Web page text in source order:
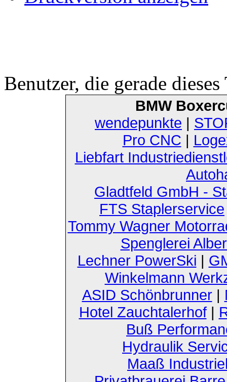
Benutzer, die gerade
BMW
wendepunkte |
Pro CNC |
Liebfart
Gladtfeld GmbH -
FTS Staplerservice
Tommy Wagner
Spenglerei
Lechner PowerSki |
Winkelmann
ASID Schönbrunner|
Hotel Zauchtalerhof|
Buß
Hydraulik
Maaß